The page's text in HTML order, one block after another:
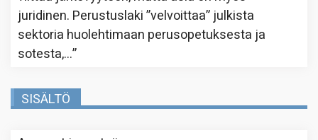
juridinen. Perustuslaki ”velvoittaa” julkista
sektoria huolehtimaan perusopetuksesta ja
sotesta,…”
SISÄLTÖ